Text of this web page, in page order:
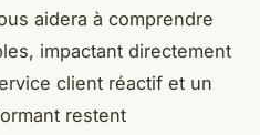
aidera à comprendre
impactant directement
client réactif et un
restent